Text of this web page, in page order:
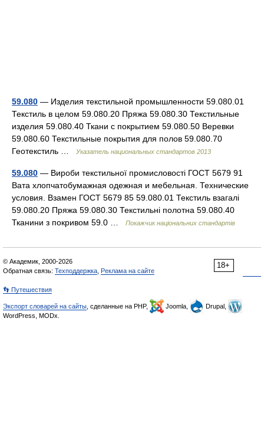
59.080 — Изделия текстильной промышленности 59.080.01
Текстиль в целом 59.080.20 Пряжа 59.080.30 Текстильные
изделия 59.080.40 Ткани с покрытием 59.080.50 Веревки
59.080.60 Текстильные покрытия для полов 59.080.70
Геотекстиль …
Указатель национальных стандартов 2013
59.080 — Вироби текстильної промисловості ГОСТ 5679 91
Вата хлопчатобумажная одежная и мебельная. Технические
условия. Взамен ГОСТ 5679 85 59.080.01 Текстиль взагалі
59.080.20 Пряжа 59.080.30 Текстильні полотна 59.080.40
Тканини з покривом 59.0 …
Покажчик національних стандартів
18+
© Академик, 2000-2026
Обратная связь: Техподдержка Реклама на сайте
👣 Путешествия
Экспорт словарей на сайты , сделанные на PHP, Joomla,
Drupal,
WordPress, MODx.